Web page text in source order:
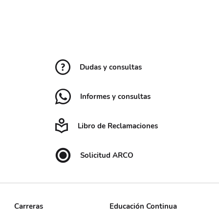
Dudas y consultas
Informes y consultas
Libro de Reclamaciones
Solicitud ARCO
Carreras Educación Continua